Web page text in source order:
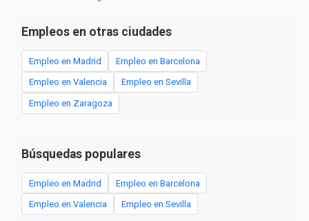
Empleos en otras ciudades
Empleo en Madrid Empleo en Barcelona
Empleo en Valencia Empleo en Sevilla
Empleo en Zaragoza
Búsquedas populares
Empleo en Madrid Empleo en Barcelona
Empleo en Valencia Empleo en Sevilla